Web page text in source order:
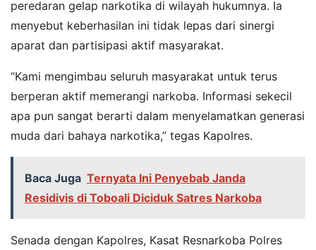
peredaran gelap narkotika di wilayah hukumnya. Ia
menyebut keberhasilan ini tidak lepas dari sinergi
aparat dan partisipasi aktif masyarakat.
“Kami mengimbau seluruh masyarakat untuk terus
berperan aktif memerangi narkoba. Informasi sekecil
apa pun sangat berarti dalam menyelamatkan generasi
muda dari bahaya narkotika,” tegas Kapolres.
Baca Juga Ternyata Ini Penyebab Janda
Residivis di Toboali Diciduk Satres Narkoba
Senada dengan Kapolres, Kasat Resnarkoba Polres